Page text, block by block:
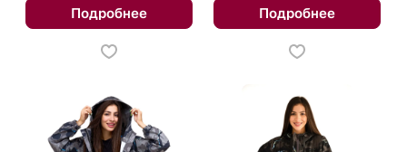
Подробнее Подробнее